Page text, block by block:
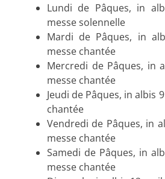
Lundi de Pâques, in
messe solennelle
Mardi de Pâques, in
messe chantée
Mercredi de Pâques, in
messe chantée
Jeudi de Pâques, in albis
chantée
Vendredi de Pâques, in
messe chantée
Samedi de Pâques, in
messe chantée